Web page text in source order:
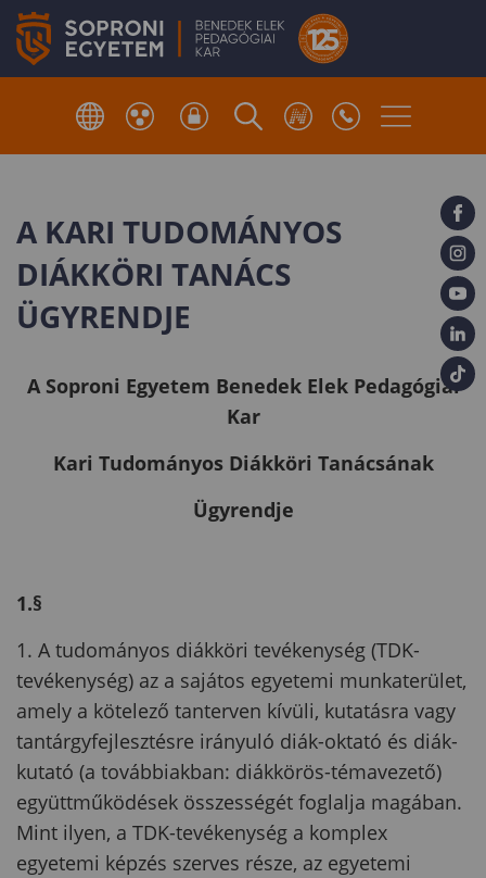
A KARI TUDOMÁNYOS
DIÁKKÖRI TANÁCS
ÜGYRENDJE
A Soproni Egyetem Benedek Elek Pedagógiai
Kar
Kari Tudományos Diákköri Tanácsának
Ügyrendje
1.§
1. A tudományos diákköri tevékenység (TDK-
tevékenység) az a sajátos egyetemi munkaterület,
amely a kötelező tanterven kívüli, kutatásra vagy
tantárgyfejlesztésre irányuló diák-oktató és diák-
kutató (a továbbiakban: diákkörös-témavezető)
együttműködések összességét foglalja magában.
Mint ilyen, a TDK-tevékenység a komplex
egyetemi képzés szerves része, az egyetemi